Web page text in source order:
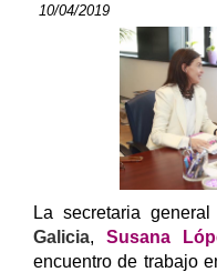
10/04/2019
La secretaria
Galicia,Susana
encuentro de trabajo